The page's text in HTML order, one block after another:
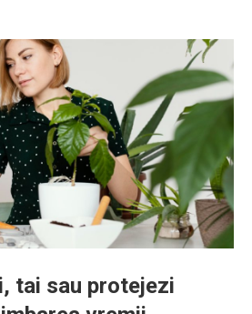
tai sau protejezi